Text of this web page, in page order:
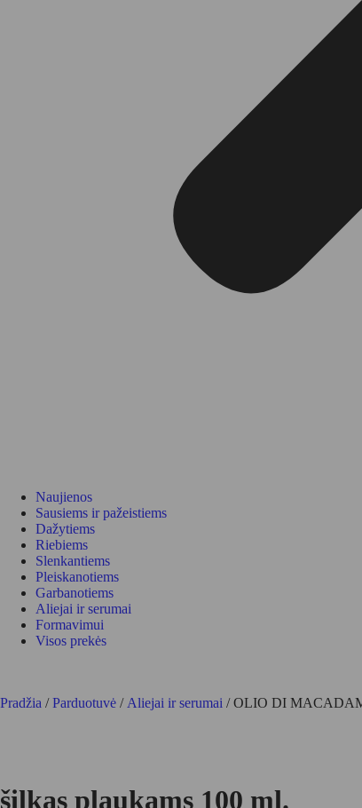
Naujienos
Sausiems ir pažeistiems
Dažytiems
Riebiems
Slenkantiems
Pleiskanotiems
Garbanotiems
Aliejai ir serumai
Formavimui
Visos prekės
Pradžia /Parduotuvė / Aliejai ir serumai / OLIO DI
šilkas plaukams 100 ml.